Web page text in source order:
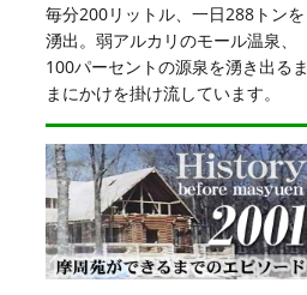
毎分200リットル、一日288トンを
湧出。弱アルカリのモール温泉、
100パーセントの源泉を湧き出るま
まにかけを掛け流しています。